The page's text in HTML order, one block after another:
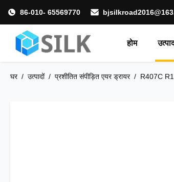
86-010- 65569770
होम
घर/ उत्पादों/ प्रशीतित संपीड़ित एयर ड्रायर/ R407C